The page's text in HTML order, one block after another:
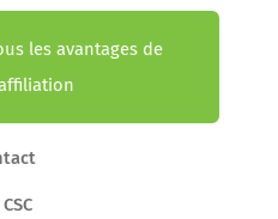
les avantages de